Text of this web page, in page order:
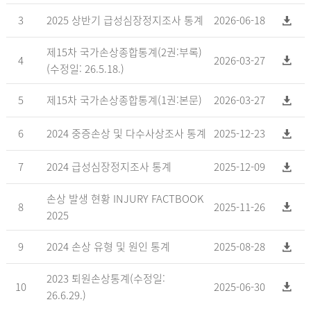
3 2025 상반기 급성심장정지조사 통계 2026-06-18
4
제15차 국가손상종합통계(2권:부록)
(수정일: 26.5.18.)
2026-03-27
5 제15차 국가손상종합통계(1권:본문) 2026-03-27
6 2024 중증손상 및 다수사상조사 통계 2025-12-23
7 2024 급성심장정지조사 통계 2025-12-09
8
손상 발생 현황 INJURY FACTBOOK
2025
2025-11-26
9 2024 손상 유형 및 원인 통계 2025-08-28
10
2023 퇴원손상통계(수정일:
26.6.29.)
2025-06-30